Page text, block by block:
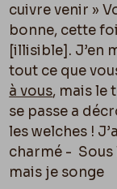
cuivre venir »
bonne, cette
[illisible]. J’en
tout ce que
à vous, mais le
se passe a
les welches !
charmé - Sous
mais je songe